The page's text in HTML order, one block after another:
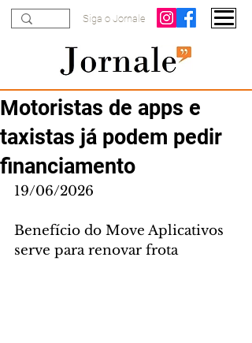
Siga o Jornale
Motoristas de apps e
taxistas já podem pedir
financiamento
19/06/2026
Benefício do Move Aplicativos
serve para renovar frota